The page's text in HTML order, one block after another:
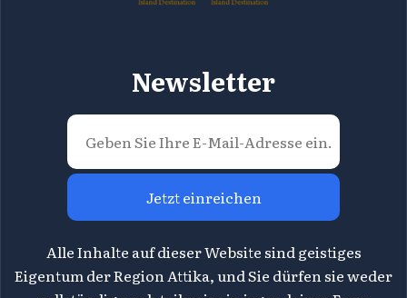
Newsletter
Jetzt einreichen
Alle Inhalte auf dieser Website sind geistiges
Eigentum der Region Attika, und Sie dürfen sie weder